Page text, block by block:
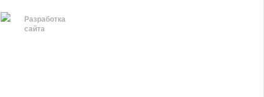
Разработка
сайта